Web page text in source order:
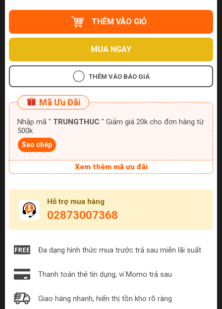
THÊM VÀO GIỎ
MUA NGAY
THÊM VÀO BÁO GIÁ
Mã Ưu Đãi
Nhập mã " TRUNGTHUC " Giảm giá 20k cho đơn hàng từ
500k
Sao chép
Xem thêm mã ưu đãi
Hỗ trợ mua hàng
02873007368
Đa dạng hình thức mua trước trả sau miễn lãi suất
Thanh toán thẻ tín dụng, ví Momo trả sau
Giao hàng nhanh, hiển thị tồn kho rõ ràng